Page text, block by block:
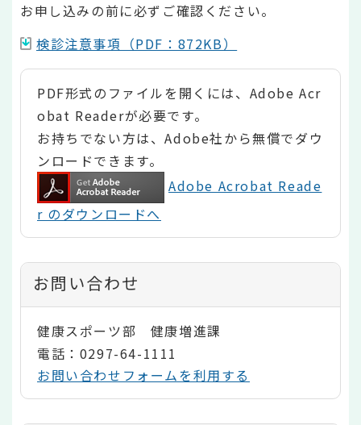
お申し込みの前に必ずご確認ください。
検診注意事項（PDF：872KB）
PDF形式のファイルを開くには、Adobe Acr
obat Readerが必要です。
お持ちでない方は、Adobe社から無償でダウ
ンロードできます。
Adobe Acrobat Reade
r のダウンロードへ
お問い合わせ
健康スポーツ部 健康増進課
電話：0297-64-1111
お問い合わせフォームを利用する